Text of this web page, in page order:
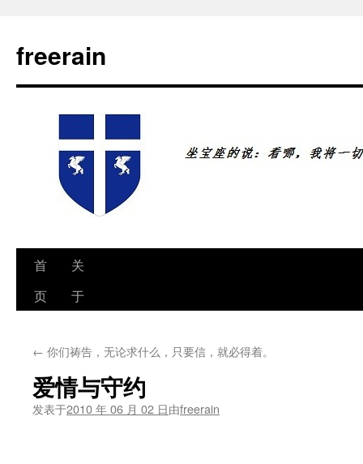
freerain
跳
至
文
首
页
关
于
← 你们祷告，无论求什么，只要信，就必得着。
爱情与守约
发表于2010 年 06 月 02 日由freerain